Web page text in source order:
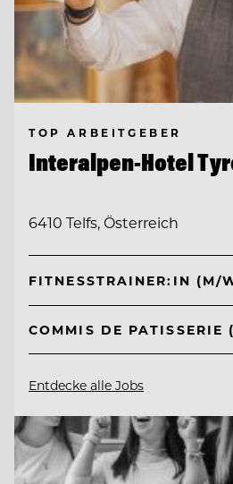
TOP ARBEITGEBER
Interalpen-Hotel
6410 Telfs, Österreich
FITNESSTRAINER:IN (M/
COMMIS DE PATISSERIE
Entdecke alle Jobs